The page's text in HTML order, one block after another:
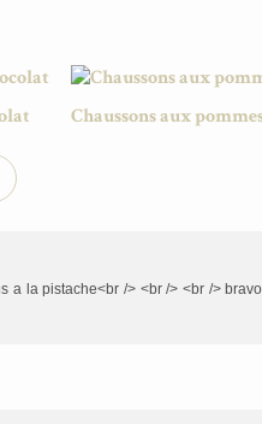
Chaussons aux
a la pistache<br /> <br /> <br />